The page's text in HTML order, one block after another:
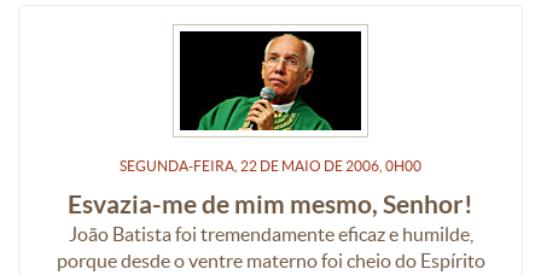
SEGUNDA-FEIRA, 22 DE MAIO DE 2006, 0H00
Esvazia-me de mim mesmo, Senhor!
João Batista foi tremendamente eficaz e humilde,
porque desde o ventre materno foi cheio do Espírito